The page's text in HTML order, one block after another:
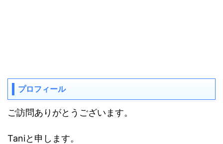
プロフィール
ご訪問ありがとうございます。
Taniと申します。